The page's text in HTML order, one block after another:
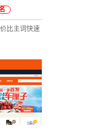
比主词快速